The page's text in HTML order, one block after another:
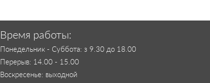
Время работы:
Понедельник - Суббота: з 9.30 до 18.00
Перерыв: 14.00 - 15.00
Воскресенье: выходной